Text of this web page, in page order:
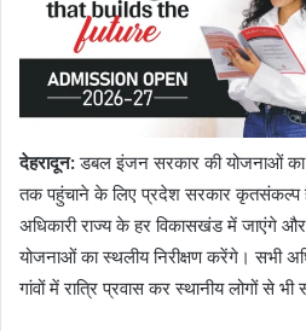
देहरादून:डबल इंजन सरकार की योजनाओं का
तक पहुंचाने के लिए प्रदेश सरकार
अधिकारी राज्य के हर विकासखंड में जाएंगे
योजनाओं का स्थलीय निरीक्षण करेंगे। सभी
गांवों में रात्रि प्रवास कर स्थानीय लोगों से